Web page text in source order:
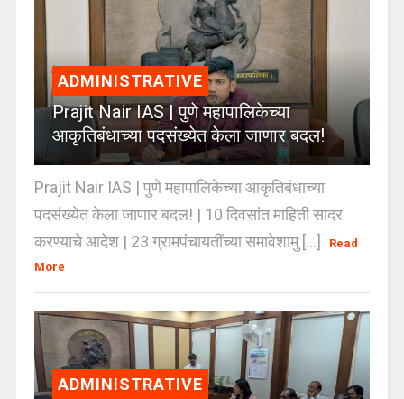
ADMINISTRATIVE
Prajit Nair IAS | पुणे महापालिकेच्या
आकृतिबंधाच्या पदसंख्येत केला जाणार बदल!
Prajit Nair IAS | पुणे महापालिकेच्या आकृतिबंधाच्या
पदसंख्येत केला जाणार बदल! | 10 दिवसांत माहिती सादर
करण्याचे आदेश | 23 ग्रामपंचायतींच्या समावेशामु [...]
Read
More
ADMINISTRATIVE